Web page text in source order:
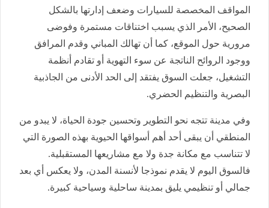
المواقف المخصصة للسيارات وضعف إدارتها بالشكل
الصحيح، الأمر الذي يسبب اختناقات مستمرة وفوضى
مرورية حول الموقع، كما أن تهالك المباني وقدم المرافق
ووجود الروائح الناتجة عن سوء التهوية أو تقادم أنظمة
التشغيل، جعلت السوق يفتقد إلى الحد الأدنى من الجاذبية
البصرية والتنظيم الحضري.
وفي مدينة تتجه نحو التطوير وتحسين جودة الحياة، لا يبدو من
المنطقي أن يبقى أحد أهم أسواقها الحيوية بهذه الصورة التي
لا تتناسب مع مكانة جدة ولا مع مشاريعها المستقبلية.
فالسوق اليوم لا يقدم نموذجا لأنسنة المدن، ولا يعكس أي بعد
جمالي أو تنظيمي يليق بمدينة ساحلية وسياحية كبيرة.